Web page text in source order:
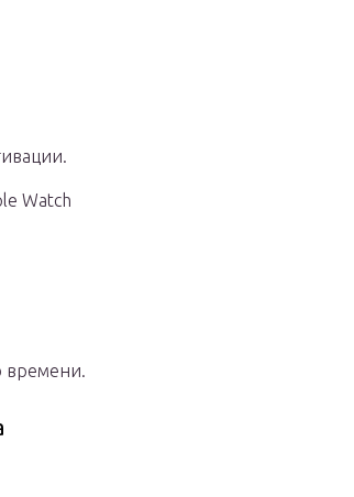
Watch
времени.